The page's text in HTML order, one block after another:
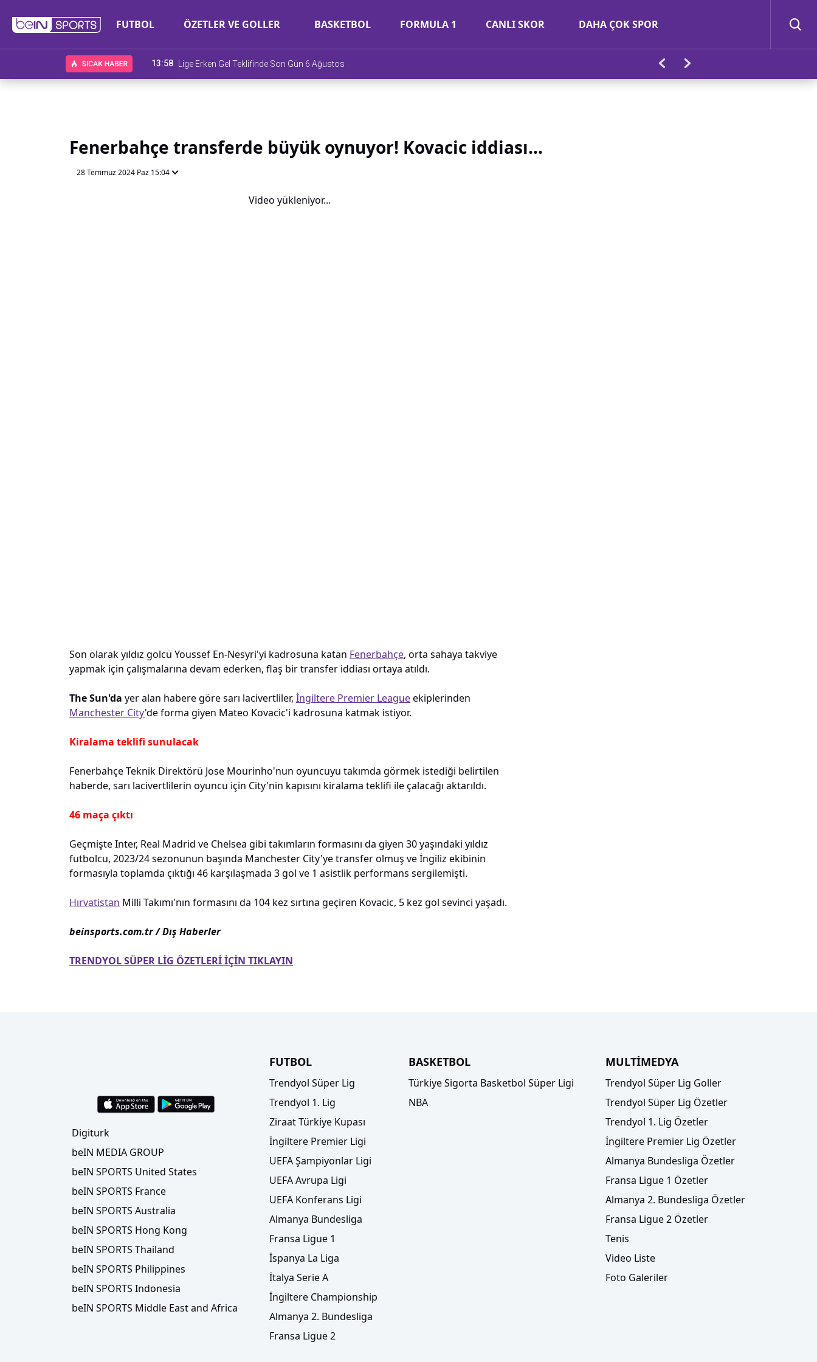
FUTBOL ÖZETLER VE GOLLER BASKETBOL FORMULA 1 CANLI SKOR DAHA ÇOK SPOR
13:58 Lige Erken Gel Teklifinde Son Gün 6 Ağustos
Fenerbahçe transferde büyük oynuyor! Kovacic iddiası...
28 Temmuz 2024 Paz 15:04
Video yükleniyor...
Son olarak yıldız golcü Youssef En-Nesyri'yi kadrosuna katan Fenerbahçe, orta sahaya takviye
yapmak için çalışmalarına devam ederken, flaş bir transfer iddiası ortaya atıldı.
The Sun'da yer alan habere göre sarı lacivertliler, İngiltere Premier Leagueekiplerinden
Manchester City'de forma giyen Mateo Kovacic'i kadrosuna katmak istiyor.
Kiralama teklifi sunulacak
Fenerbahçe Teknik Direktörü Jose Mourinho'nun oyuncuyu takımda görmek istediği belirtilen
haberde, sarı lacivertlilerin oyuncu için City'nin kapısını kiralama teklifi ile çalacağı aktarıldı.
46 maça çıktı
Geçmişte Inter, Real Madrid ve Chelsea gibi takımların formasını da giyen 30 yaşındaki yıldız
futbolcu, 2023/24 sezonunun başında Manchester City'ye transfer olmuş ve İngiliz ekibinin
formasıyla toplamda çıktığı 46 karşılaşmada 3 gol ve 1 asistlik performans sergilemişti.
Hırvatistan Milli Takımı'nın formasını da 104 kez sırtına geçiren Kovacic, 5 kez gol sevinci yaşadı.
beinsports.com.tr / Dış Haberler
TRENDYOL SÜPER LİG ÖZETLERİ İÇİN TIKLAYIN
Digiturk
beIN MEDIA GROUP
beIN SPORTS United States
beIN SPORTS France
beIN SPORTS Australia
beIN SPORTS Hong Kong
beIN SPORTS Thailand
beIN SPORTS Philippines
beIN SPORTS Indonesia
beIN SPORTS Middle East and Africa
FUTBOL
Trendyol Süper Lig
Trendyol 1. Lig
Ziraat Türkiye Kupası
İngiltere Premier Ligi
UEFA Şampiyonlar Ligi
UEFA Avrupa Ligi
UEFA Konferans Ligi
Almanya Bundesliga
Fransa Ligue 1
İspanya La Liga
İtalya Serie A
İngiltere Championship
Almanya 2. Bundesliga
Fransa Ligue 2
BASKETBOL
Türkiye Sigorta Basketbol Süper Ligi
NBA
MULTİMEDYA
Trendyol Süper Lig Goller
Trendyol Süper Lig Özetler
Trendyol 1. Lig Özetler
İngiltere Premier Lig Özetler
Almanya Bundesliga Özetler
Fransa Ligue 1 Özetler
Almanya 2. Bundesliga Özetler
Fransa Ligue 2 Özetler
Tenis
Video Liste
Foto Galeriler